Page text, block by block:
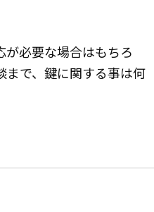
が必要な場合はもちろ
まで、鍵に関する事は何